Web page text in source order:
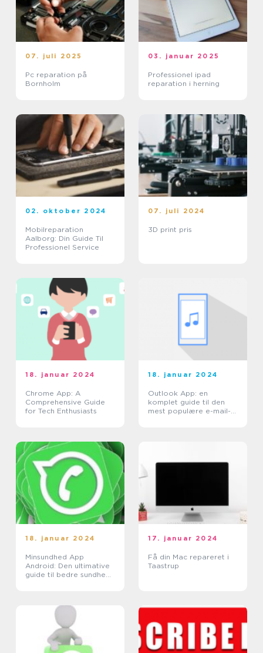
07. juli 2025
Pc reparation på
Bornholm
03. januar 2025
Professionel ipad
reparation i herning
02. oktober 2024
Mobilreparation
Aalborg: Din Guide Til
Professionel Service
07. juli 2024
3D print pris
18. januar 2024
Chrome App: A
Comprehensive Guide
for Tech Enthusiasts
18. januar 2024
Outlook App: en
komplet guide til den
mest populære e-mail-
18. januar 2024
Minsundhed App
Android: Den ultimative
guide til bedre sundhed
17. januar 2024
Få din Mac repareret i
Taastrup